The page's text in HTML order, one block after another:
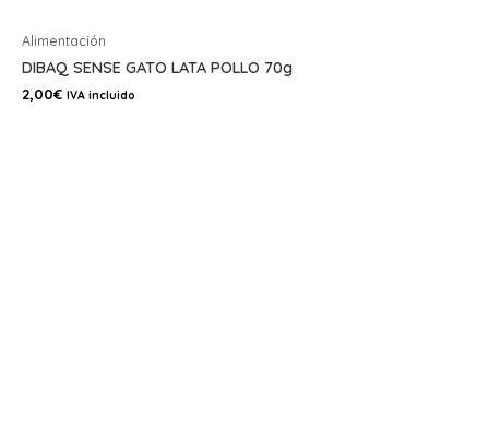
Alimentación
DIBAQ SENSE GATO LATA POLLO 70g
2,00€ IVA incluido